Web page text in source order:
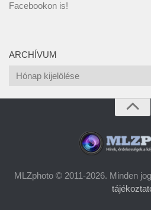
Facebookon is!
ARCHÍVUM
Archívum
MLZphoto © 2011-2026. Minden